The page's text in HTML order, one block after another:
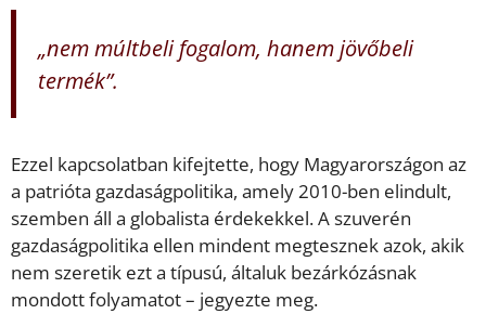
„nem múltbeli fogalom, hanem jövőbeli
termék”.
Ezzel kapcsolatban kifejtette, hogy Magyarországon az
a patrióta gazdaságpolitika, amely 2010-ben elindult,
szemben áll a globalista érdekekkel. A szuverén
gazdaságpolitika ellen mindent megtesznek azok, akik
nem szeretik ezt a típusú, általuk bezárkózásnak
mondott folyamatot – jegyezte meg.